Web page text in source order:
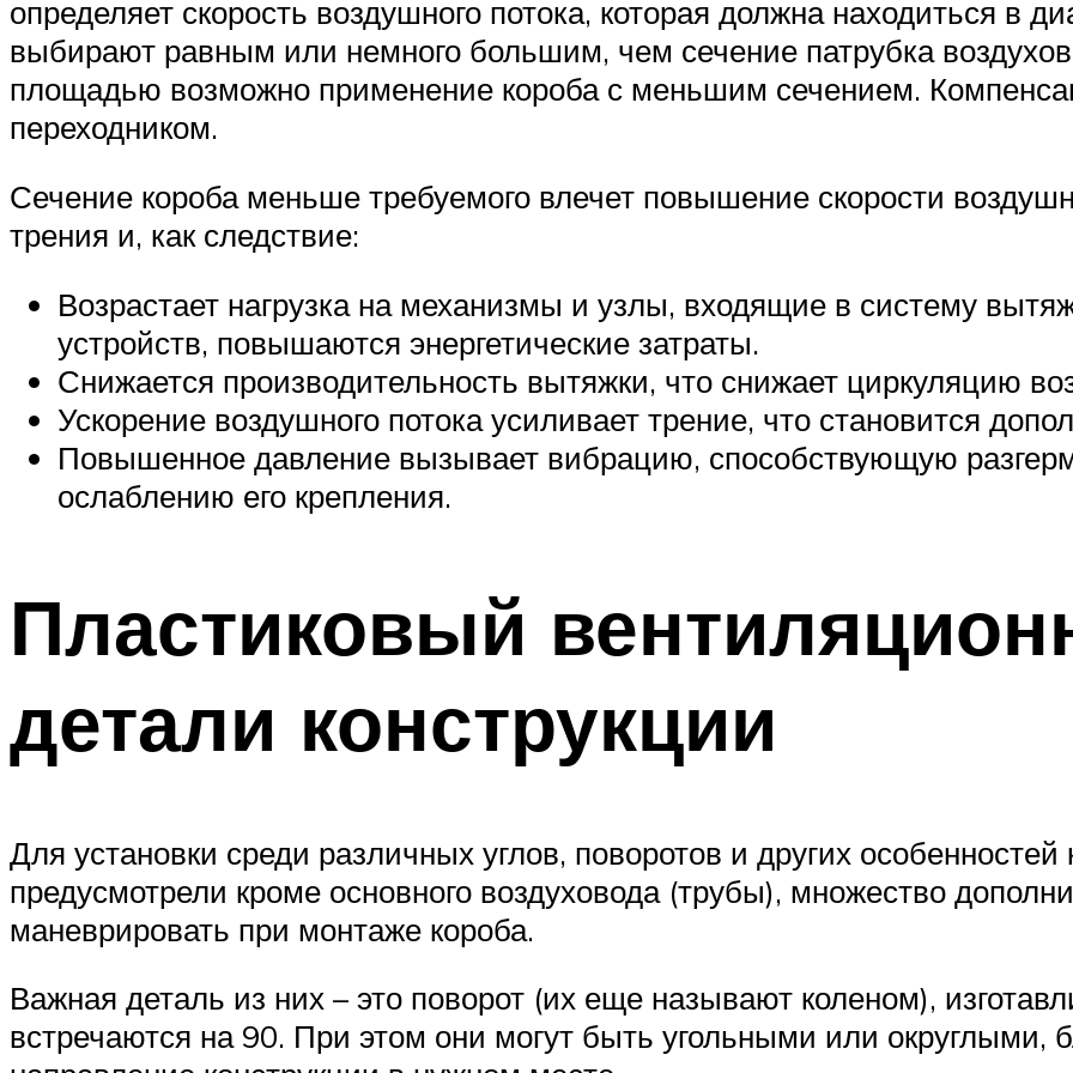
определяет скорость воздушного потока, которая должна находиться в
выбирают равным или немного большим, чем сечение патрубка
площадью возможно применение короба с меньшим сечением.
переходником.
Сечение короба меньше требуемого влечет повышение скорости
трения и, как следствие:
Возрастает нагрузка на механизмы и узлы, входящие в систему
устройств, повышаются энергетические затраты.
Снижается производительность вытяжки, что снижает циркуляцию
Ускорение воздушного потока усиливает трение, что становится
Повышенное давление вызывает вибрацию, способствующую
ослаблению его крепления.
Пластиковый
детали конструкции
Для установки среди различных углов, поворотов и других особенностей
предусмотрели кроме основного воздуховода (трубы), множество
маневрировать при монтаже короба.
Важная деталь из них – это поворот (их еще называют коленом),
встречаются на 90. При этом они могут быть угольными или округлыми,